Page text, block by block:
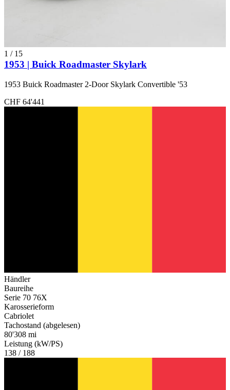
1 / 15
1953 | Buick Roadmaster Skylark
1953 Buick Roadmaster 2-Door Skylark Convertible '53
CHF 64'441
Händler
Baureihe
Serie 70 76X
Karosserieform
Cabriolet
Tachostand (abgelesen)
80'308 mi
Leistung (kW/PS)
138 / 188